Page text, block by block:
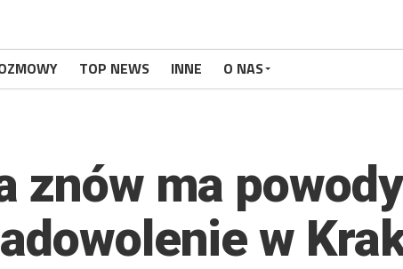
TOP NEWS INNE O NAS
znów ma
w